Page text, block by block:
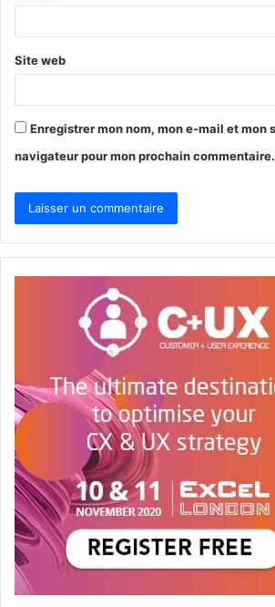
e
*
Site web
Enregistrer mon nom, mon e-mail et mon
navigateur pour mon prochain commentaire.